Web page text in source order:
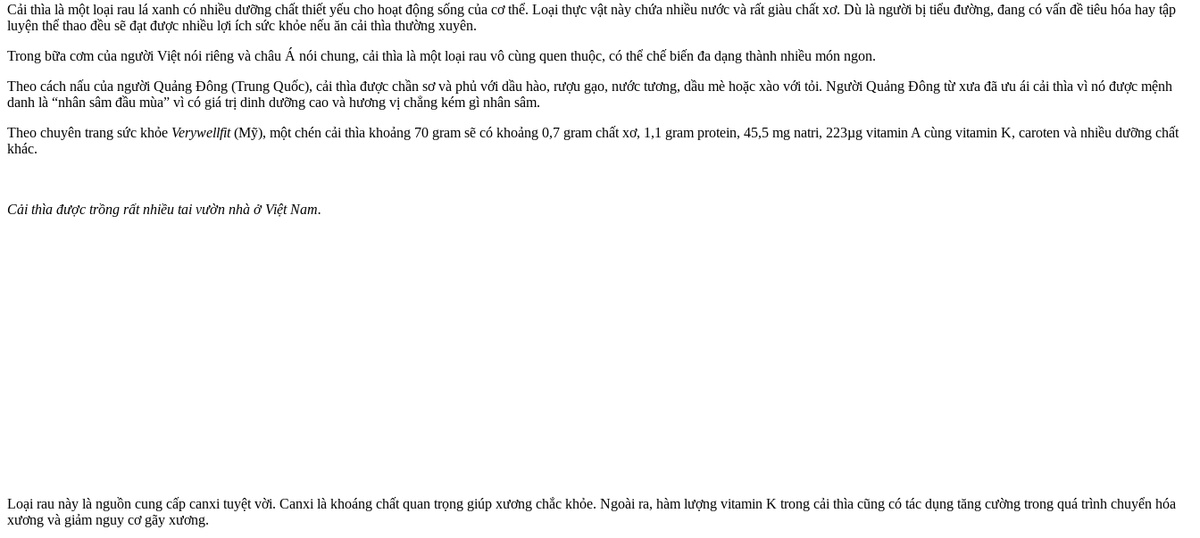
Cải thìa là một loại rau lá xanh có nhiều dưỡng chất thiết yếu cho hoạt động sống của c‌ơ th‌ể. Loại thực vật này chứa nhiều nước và rất giàu chất xơ. Dù là người bị tiểu đường, đang có vấn đề tiêu hóa hay tập
luyện thể thao đều sẽ đạt được nhiều lợi ích sức khỏe nếu ăn cải thìa thường xuyên.
Trong bữa cơm của người Việt nói riêng và châu Á nói chung, cải thìa là một loại rau vô cùng quen thuộc, có thể chế biến đa dạng thành nhiều món ngon.
Theo cách nấu của người Quảng Đông (Trung Quốc), cải thìa được chần sơ và phủ với dầu hào, rượu gạo, nước tương, dầu mè hoặc xào với tỏi. Người Quảng Đông từ xưa đã ưu ái cải thìa vì nó được mệnh
danh là “nhân sâm đầu mùa” vì có giá trị dinh dưỡng cao và hương vị chẳng kém gì nhân sâm.
Theo chuyên trang sức khỏe Verywellfit(Mỹ), một chén cải thìa khoảng 70 gram sẽ có khoảng 0,7 gram chất xơ, 1,1 gram protein, 45,5 mg natri, 223µg vitamin A cùng vitamin K, caroten và nhiều dưỡng chất
khác.
Cải thìa được trồng rất nhiều tai vườn nhà ở Việt Nam.
Loại rau này là nguồn cung cấp canxi tuyệt vời. Canxi là khoáng chất quan trọng giúp xương chắc khỏe. Ngoài ra, hàm lượng vitamin K trong cải thìa cũng có tác dụng tăng cường trong quá trình chuyển hóa
xương và giảm nguy cơ gãy xương.